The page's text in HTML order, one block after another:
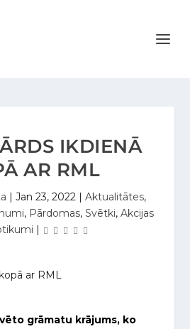
IKDIENĀ
AR RML
| Jan 23, 2022| Aktualitātes,
, Pārdomas, Svētki, Akcijas
|
grāmatu krājums, ko